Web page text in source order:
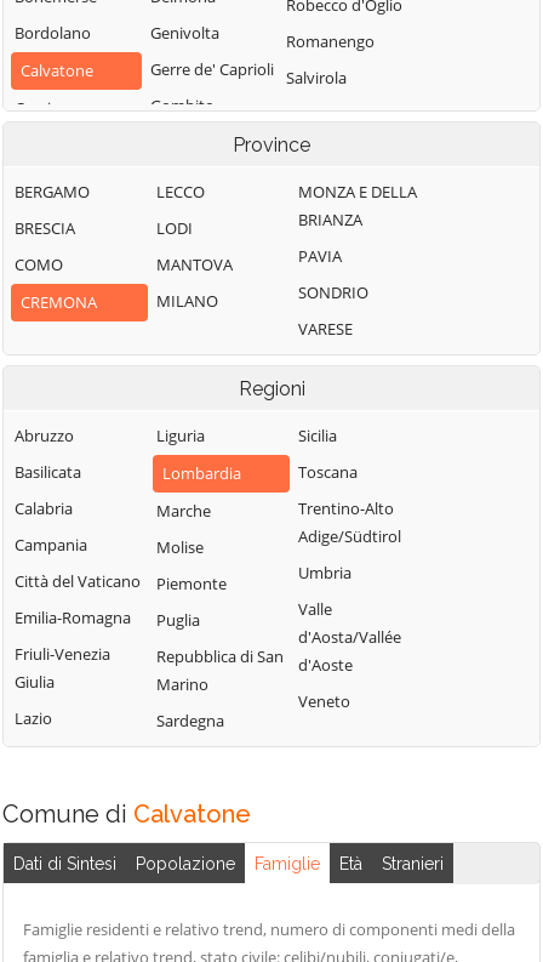
Bordolano
Calvatone
Camisano
Cantone
Cappella de'
Uniti
Casale Cremasco-
Vidolasco
Casaletto
Sopra
Casaletto Vaprio
Casteldidone
Castelleone
Castelverde
Castelvisconti
Genivolta
Gerre de' Caprioli
Gombito
Uniti
Gussola
Isola Dovarese
Martignana di Po
Monte Cremasco
Offanengo
Olmeneta
Paderno
Palazzo Pignano
Pandino
Persico Dosimo
Robecco d'Oglio
Romanengo
Salvirola
San Bassano
San Daniele Po
San Giovanni in
Croce
San Martino del
Scandolara Ripa
Sergnano
Sesto ed Uniti
Solarolo Rainerio
Soncino
Sospiro
Spinadesco
Spineda
Torlino Vimercati
Province
BERGAMO
BRESCIA
COMO
CREMONA
LECCO
LODI
MANTOVA
MILANO
MONZA E DELLA
BRIANZA
PAVIA
SONDRIO
VARESE
Regioni
Abruzzo
Basilicata
Calabria
Campania
Città del Vaticano
Emilia-Romagna
Friuli-Venezia
Giulia
Lazio
Liguria
Lombardia
Marche
Molise
Piemonte
Puglia
Repubblica di San
Marino
Sardegna
Sicilia
Toscana
Trentino-Alto
Adige/Südtirol
Umbria
Valle
d'Aosta/Vallée
d'Aoste
Veneto
Comune di Calvatone
Dati di Sintesi Popolazione Famiglie Età Stranieri
Famiglie residenti e relativo trend, numero di componenti medi della
famiglia e relativo trend, stato civile: celibi/nubili, coniugati/e,